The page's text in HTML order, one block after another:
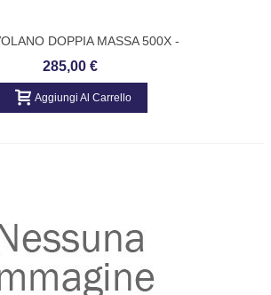
DOPPIA MASSA 500X -
RENEGADE 415067410
285,00 €
Aggiungi Al Carrello